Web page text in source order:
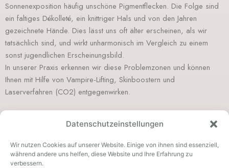
Datenschutzeinstellungen
Wir nutzen Cookies auf unserer Website. Einige von ihnen sind essenziell,
während andere uns helfen, diese Website und Ihre Erfahrung zu
verbessern.
Sonnenexposition häufig unschöne Pigmentflecken. Die Folge sind
ein faltiges Dékolleté, ein knittriger Hals und von den Jahren
gezeichnete Hände. Dies lässt uns oft älter erscheinen, als wir
tatsächlich sind, und wirkt unharmonisch im Vergleich zu einem
sonst jugendlichen Erscheinungsbild.
In unserer Praxis erkennen wir diese Problemzonen und können
Ihnen mit Hilfe von Vampire-Lifting, Skinboostern und
Laserverfahren (CO2) entgegenwirken.